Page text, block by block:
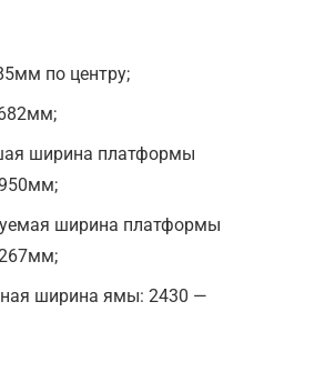
по центру;
ширина платформы
ширина платформы
ширина ямы: 2430 —